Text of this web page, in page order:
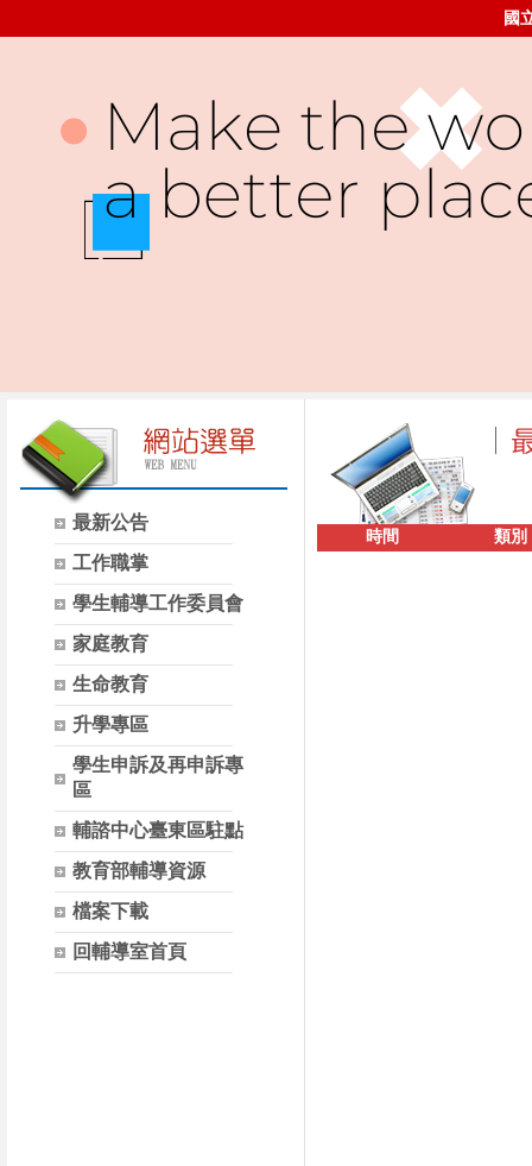
國
最新公告
工作職掌
學生輔導工作委員會
家庭教育
生命教育
升學專區
學生申訴及再申訴專
區
輔諮中心臺東區駐點
教育部輔導資源
檔案下載
回輔導室首頁
時間 類別